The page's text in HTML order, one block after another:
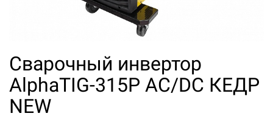
Сварочный инвертор
AlphaTIG-315P AC/DC КЕДР
NEW